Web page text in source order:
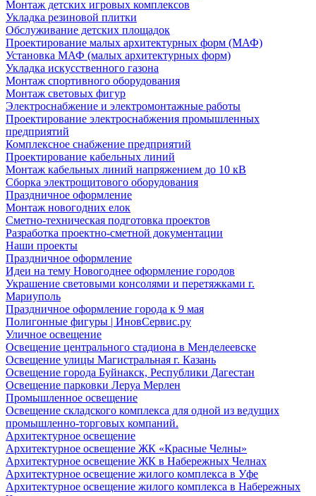
Монтаж детских игровых комплексов
Укладка резиновой плитки
Обслуживание детских площадок
Проектирование малых архитектурных форм (МАФ)
Установка МАФ (малых архитектурных форм)
Укладка искусственного газона
Монтаж спортивного оборудования
Монтаж световых фигур
Электроснабжение и электромонтажные работы
Проектирование электроснабжения промышленных
предприятий
Комплексное снабжение предприятий
Проектирование кабельных линий
Монтаж кабельных линий напряжением до 10 кВ
Сборка электрощитового оборудования
Праздничное оформление
Монтаж новогодних елок
Сметно-техническая подготовка проектов
Разработка проектно-сметной документации
Наши проекты
Праздничное оформление
Идеи на тему Новогоднее оформление городов
Украшение световыми консолями и перетяжками г.
Мариуполь
Праздничное оформление города к 9 мая
Полигонные фигуры | ИновСервис.ру
Уличное освещение
Освещение центрального стадиона в Менделеевске
Освещение улицы Магистральная г. Казань
Освещение города Буйнакск, Республики Дагестан
Освещение парковки Леруа Мерлен
Промышленное освещение
Освещение складского комплекса для одной из ведущих
промышленно-торговых компаний.
Архитектурное освещение
Архитектурное освещение ЖК «Красные Челны»
Архитектурное освещение ЖК в Набережных Челнах
Архитектурное освещение жилого комплекса в Уфе
Архитектурное освещение жилого комплекса в Набережных